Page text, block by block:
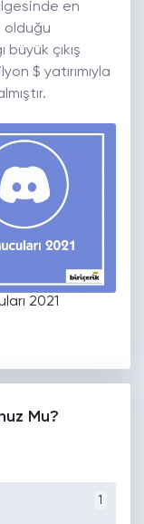
en
olduğu
büyük çıkış
$ yatırımıyla
2021
Mu?
1